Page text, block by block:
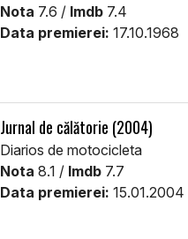
Nota 7.6 / Imdb 7.4
Data premierei: 17.10.1968
Jurnal de călătorie (2004)
Diarios de motocicleta
Nota 8.1 / Imdb 7.7
Data premierei: 15.01.2004